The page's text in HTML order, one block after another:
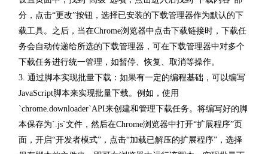
分，点击“更改”按钮，选择已安装的下载管理器作为默认的下
载工具。之后，当在Chrome浏览器中点击下载链接时，下载任
务会自动传递给所选的下载管理器，可在下载管理器中对多个
下载任务进行统一管理，如暂停、恢复、取消等操作。
3. 通过脚本实现批量下载：如果有一定的编程基础，可以编写
JavaScript脚本来实现批量下载。例如，使用
`chrome.downloader`API来创建和管理下载任务。将编写好的脚
本保存为`.js`文件，然后在Chrome浏览器中打开“扩展程序”页
面，开启“开发者模式”，点击“加载已解压的扩展程序”，选择